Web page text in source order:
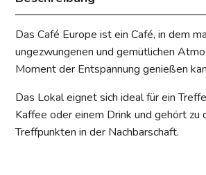
Das Café Europe ist ein Café, in dem
ungezwungenen und gemütlichen
Moment der Entspannung genießen
Das Lokal eignet sich ideal für ein
Kaffee oder einem Drink und gehört zu
Treffpunkten in der Nachbarschaft.